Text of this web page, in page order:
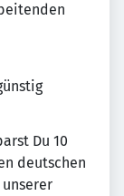
Du 10
deutschen